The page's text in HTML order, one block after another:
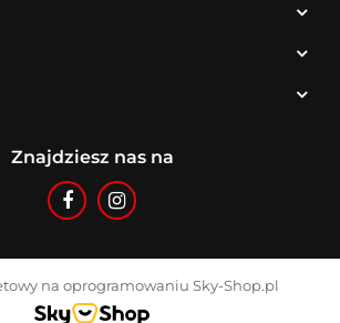
Znajdziesz nas na
na oprogramowaniu Sky-Shop.pl